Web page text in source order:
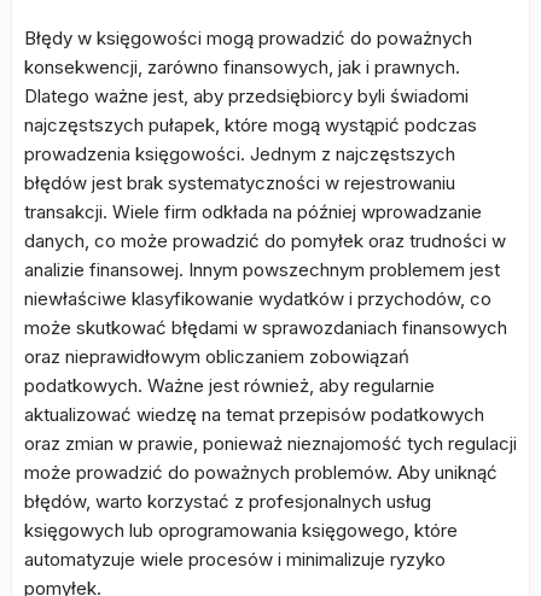
Błędy w księgowości mogą prowadzić do poważnych
konsekwencji, zarówno finansowych, jak i prawnych.
Dlatego ważne jest, aby przedsiębiorcy byli świadomi
najczęstszych pułapek, które mogą wystąpić podczas
prowadzenia księgowości. Jednym z najczęstszych
błędów jest brak systematyczności w rejestrowaniu
transakcji. Wiele firm odkłada na później wprowadzanie
danych, co może prowadzić do pomyłek oraz trudności w
analizie finansowej. Innym powszechnym problemem jest
niewłaściwe klasyfikowanie wydatków i przychodów, co
może skutkować błędami w sprawozdaniach finansowych
oraz nieprawidłowym obliczaniem zobowiązań
podatkowych. Ważne jest również, aby regularnie
aktualizować wiedzę na temat przepisów podatkowych
oraz zmian w prawie, ponieważ nieznajomość tych regulacji
może prowadzić do poważnych problemów. Aby uniknąć
błędów, warto korzystać z profesjonalnych usług
księgowych lub oprogramowania księgowego, które
automatyzuje wiele procesów i minimalizuje ryzyko
pomyłek.